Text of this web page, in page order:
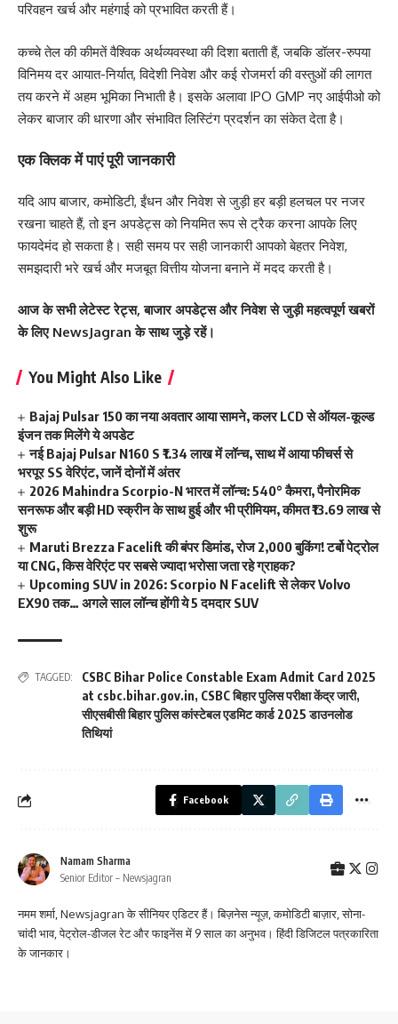
परिवहन खर्च और महंगाई को प्रभावित करती हैं।
कच्चे तेल की कीमतें वैश्विक अर्थव्यवस्था की दिशा बताती हैं, जबकि डॉलर-रुपया
विनिमय दर आयात-निर्यात, विदेशी निवेश और कई रोजमर्रा की वस्तुओं की लागत
तय करने में अहम भूमिका निभाती है। इसके अलावा IPO GMP नए आईपीओ को
लेकर बाजार की धारणा और संभावित लिस्टिंग प्रदर्शन का संकेत देता है।
एक क्लिक में पाएं पूरी जानकारी
यदि आप बाजार, कमोडिटी, ईंधन और निवेश से जुड़ी हर बड़ी हलचल पर नजर
रखना चाहते हैं, तो इन अपडेट्स को नियमित रूप से ट्रैक करना आपके लिए
फायदेमंद हो सकता है। सही समय पर सही जानकारी आपको बेहतर निवेश,
समझदारी भरे खर्च और मजबूत वित्तीय योजना बनाने में मदद करती है।
आज के सभी लेटेस्ट रेट्स, बाजार अपडेट्स और निवेश से जुड़ी महत्वपूर्ण खबरों
के लिए NewsJagran के साथ जुड़े रहें।
You Might Also Like
Bajaj Pulsar 150 का नया अवतार आया सामने, कलर LCD से ऑयल-कूल्ड
इंजन तक मिलेंगे ये अपडेट
नई Bajaj Pulsar N160 S ₹1.34 लाख में लॉन्च, साथ में आया फीचर्स से
भरपूर SS वेरिएंट, जानें दोनों में अंतर
2026 Mahindra Scorpio-N भारत में लॉन्च: 540° कैमरा, पैनोरमिक
सनरूफ और बड़ी HD स्क्रीन के साथ हुई और भी प्रीमियम, कीमत ₹13.69 लाख से
शुरू
Maruti Brezza Facelift की बंपर डिमांड, रोज 2,000 बुकिंग! टर्बो पेट्रोल
या CNG, किस वेरिएंट पर सबसे ज्यादा भरोसा जता रहे ग्राहक?
Upcoming SUV in 2026: Scorpio N Facelift से लेकर Volvo
EX90 तक… अगले साल लॉन्च होंगी ये 5 दमदार SUV
TAGGED:
CSBC Bihar Police Constable Exam Admit Card 2025
at csbc.bihar.gov.in, CSBC बिहार पुलिस परीक्षा केंद्र जारी,
सीएसबीसी बिहार पुलिस कांस्टेबल एडमिट कार्ड 2025 डाउनलोड
तिथियां
Facebook
Namam Sharma
Senior Editor – Newsjagran
नमम शर्मा, Newsjagran के सीनियर एडिटर हैं। बिज़नेस न्यूज़, कमोडिटी बाज़ार, सोना-
चांदी भाव, पेट्रोल-डीजल रेट और फाइनेंस में 9 साल का अनुभव। हिंदी डिजिटल पत्रकारिता
के जानकार।